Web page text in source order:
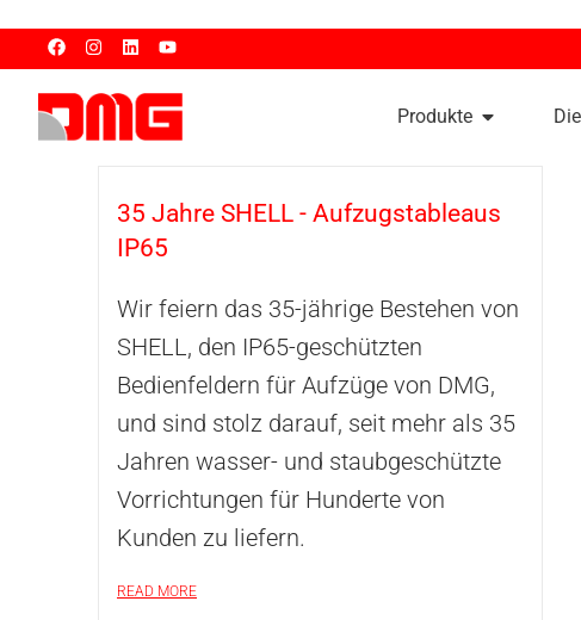
Produkte
35 Jahre SHELL - Aufzugstableaus
IP65
Wir feiern das 35-jährige Bestehen von
SHELL, den IP65-geschützten
Bedienfeldern für Aufzüge von DMG,
und sind stolz darauf, seit mehr als 35
Jahren wasser- und staubgeschützte
Vorrichtungen für Hunderte von
Kunden zu liefern.
READ MORE